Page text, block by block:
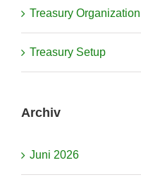
Treasury Organization
Treasury Setup
Archiv
Juni 2026